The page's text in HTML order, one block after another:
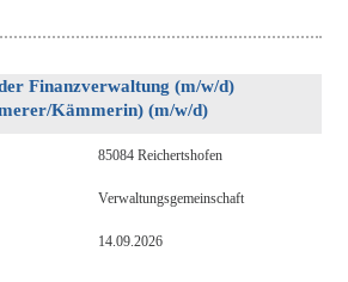
Finanzverwaltung (m/w/d)
Kämmerin) (m/w/d)
85084 Reichertshofen
Verwaltungsgemeinschaft
14.09.2026